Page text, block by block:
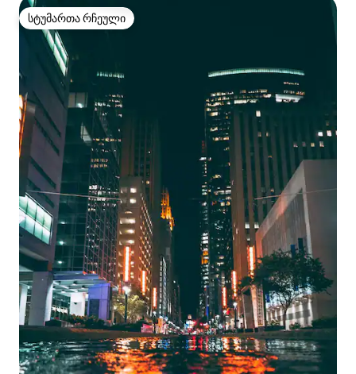
სტუმართა რჩეული
სტუმართა რჩეული